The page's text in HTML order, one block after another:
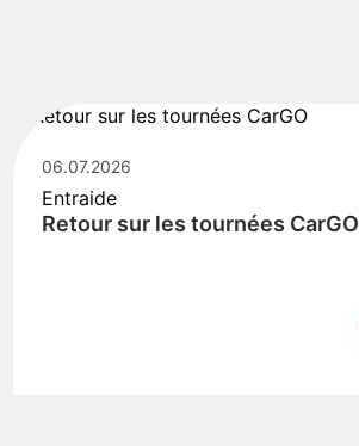
06.07.2026
Entraide
Retour sur les tournées CarGO